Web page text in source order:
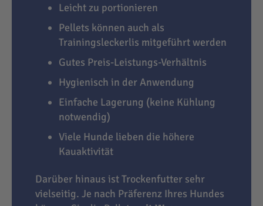
Leicht zu portionieren
Pellets können auch als
Trainingsleckerlis mitgeführt werden
Gutes Preis-Leistungs-Verhältnis
Hygienisch in der Anwendung
Einfache Lagerung (keine Kühlung
notwendig)
Viele Hunde lieben die höhere
Kauaktivität
Darüber hinaus ist Trockenfutter sehr
vielseitig. Je nach Präferenz Ihres Hundes